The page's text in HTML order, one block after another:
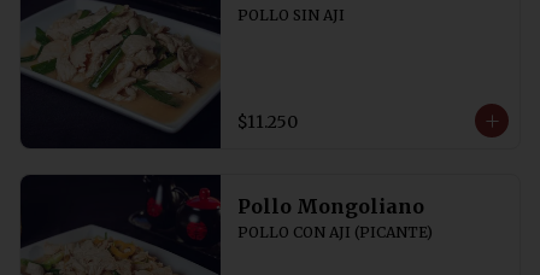
POLLO SIN AJI
$11.250
Pollo Mongoliano
POLLO CON AJI (PICANTE)